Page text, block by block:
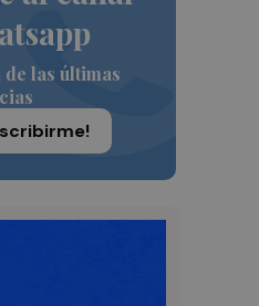
las últimas